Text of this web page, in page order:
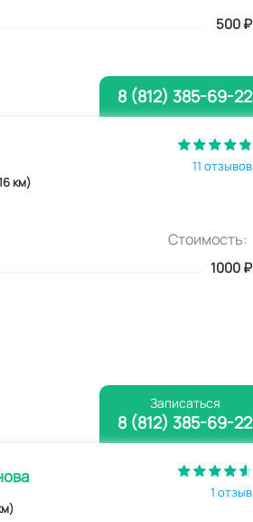
500₽
8 (812) 385-69-22
км)
11 отзывов
Стоимость:
1000₽
Записаться
8 (812) 385-69-22
1 отзыв